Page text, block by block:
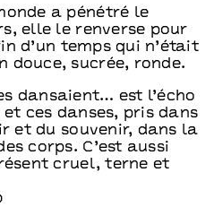
a pénétré le
elle le renverse pour
d’un temps qui n’était
douce, sucrée, ronde.
dansaient… est l’écho
ces danses, pris dans
et du souvenir, dans la
corps. C’est aussi
cruel, terne et